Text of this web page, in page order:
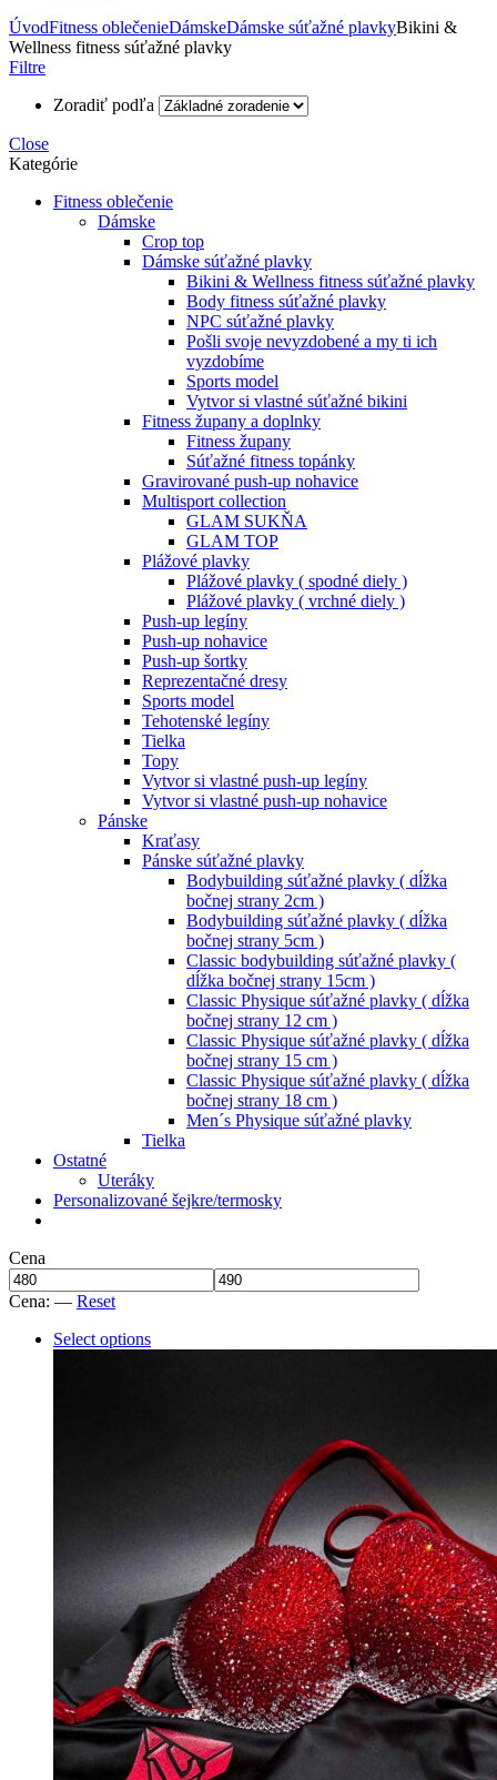
ÚvodFitness oblečenieDámskeDámske súťažné plavkyBikini &
Wellness fitness súťažné plavky
Filtre
Zoradiť podľa
Close
Kategórie
Fitness oblečenie
Dámske
Crop top
Dámske súťažné plavky
Bikini & Wellness fitness súťažné plavky
Body fitness súťažné plavky
NPC súťažné plavky
Pošli svoje nevyzdobené a my ti ich
vyzdobíme
Sports model
Vytvor si vlastné súťažné bikini
Fitness župany a doplnky
Fitness župany
Súťažné fitness topánky
Gravirované push-up nohavice
Multisport collection
GLAM SUKŇA
GLAM TOP
Plážové plavky
Plážové plavky ( spodné diely )
Plážové plavky ( vrchné diely )
Push-up legíny
Push-up nohavice
Push-up šortky
Reprezentačné dresy
Sports model
Tehotenské legíny
Tielka
Topy
Vytvor si vlastné push-up legíny
Vytvor si vlastné push-up nohavice
Pánske
Kraťasy
Pánske súťažné plavky
Bodybuilding súťažné plavky ( dĺžka
bočnej strany 2cm )
Bodybuilding súťažné plavky ( dĺžka
bočnej strany 5cm )
Classic bodybuilding súťažné plavky (
dĺžka bočnej strany 15cm )
Classic Physique súťažné plavky ( dĺžka
bočnej strany 12 cm )
Classic Physique súťažné plavky ( dĺžka
bočnej strany 15 cm )
Classic Physique súťažné plavky ( dĺžka
bočnej strany 18 cm )
Men´s Physique súťažné plavky
Tielka
Ostatné
Uteráky
Personalizované šejkre/termosky
Cena
Cena: — Reset
Select options